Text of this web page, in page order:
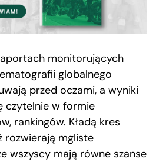
monitorujących
globalnego
przed oczami, a wyniki
czytelnie w formie
rankingów. Kładą kres
rozwierają mgliste
wszyscy mają równe szanse